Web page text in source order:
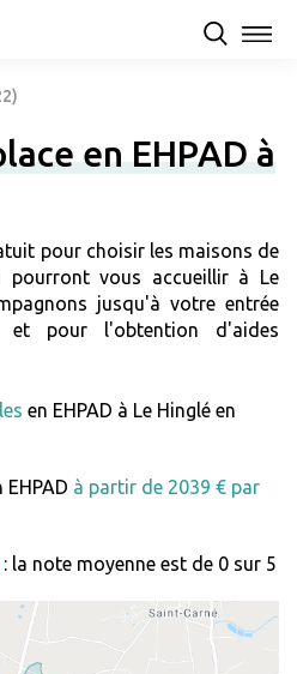
en EHPAD à
pour choisir les maisons de
pourront vous accueillir à Le
jusqu'à votre entrée
et pour l'obtention d'aides
en EHPAD à Le Hinglé en
à partir de 2039 € par
: la note moyenne est de 0 sur 5